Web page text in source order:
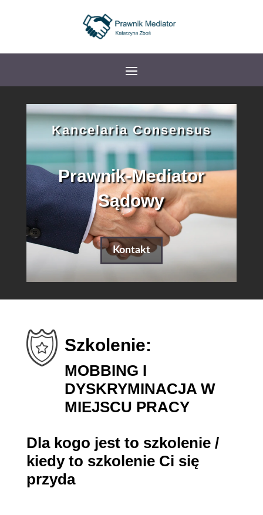
Kancelaria Consensus
Prawnik-Mediator
Sądowy
Kontakt
Szkolenie:
MOBBING I
DYSKRYMINACJA W
MIEJSCU PRACY
Dla kogo jest to szkolenie /
kiedy to szkolenie Ci się
przyda